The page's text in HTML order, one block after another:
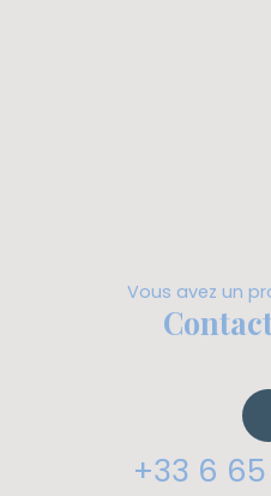
Vous avez un
+33 6